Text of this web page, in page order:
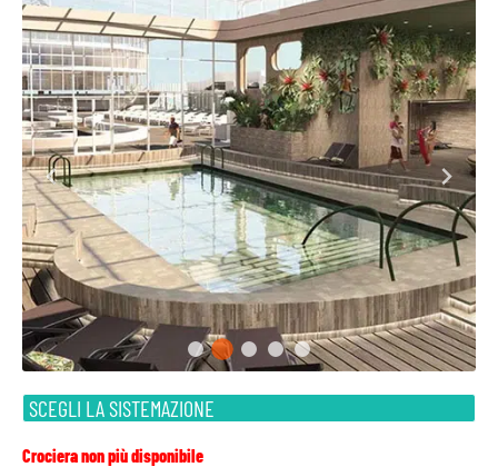
SCEGLI LA SISTEMAZIONE
Crociera non più disponibile